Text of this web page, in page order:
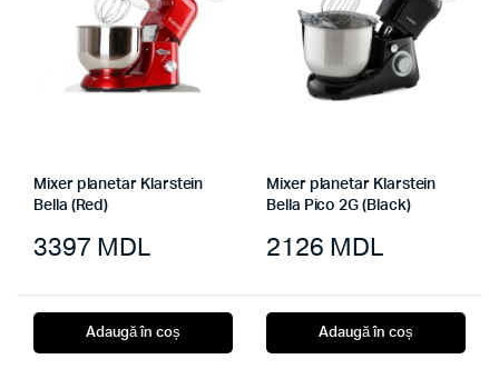
Mixer planetar Klarstein
Bella (Red)
3397 MDL
Adaugă în coș
Mixer planetar Klarstein
Bella Pico 2G (Black)
2126 MDL
Adaugă în coș